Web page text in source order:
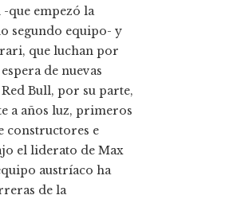
que empezó la
segundo equipo- y
que luchan por
de nuevas
Bull, por su parte,
a años luz, primeros
constructores e
el liderato de Max
austríaco ha
de la